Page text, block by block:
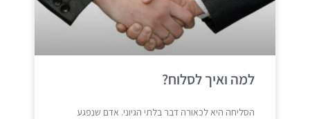
למה ואיך לסלוח?
הסליחה היא לכאורה דבר בלתי הגיוני. אדם שנפגע